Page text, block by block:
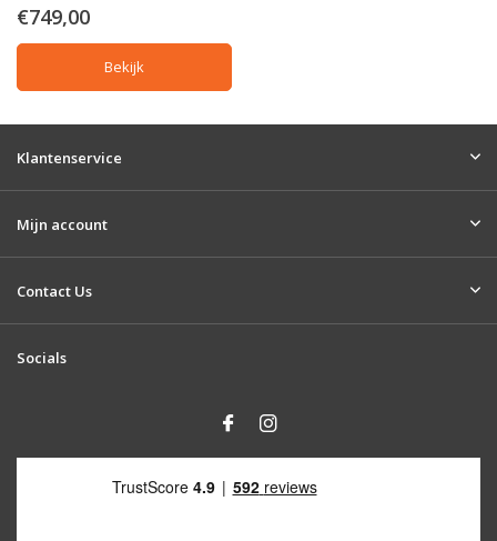
€749,00
Bekijk
Klantenservice
Mijn account
Contact Us
Socials